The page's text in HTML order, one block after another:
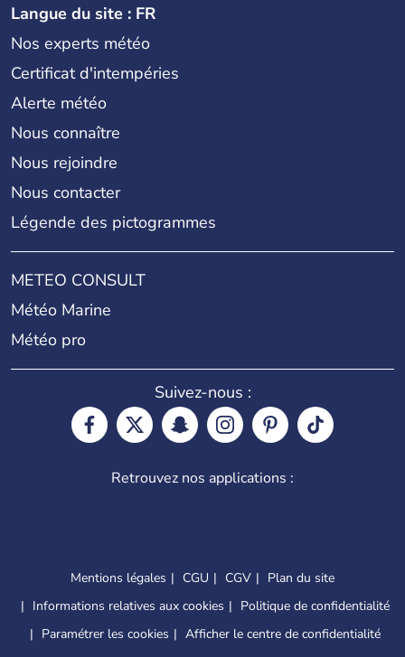
Langue du site : FR
Nos experts météo
Certificat d'intempéries
Alerte météo
Nous connaître
Nous rejoindre
Nous contacter
Légende des pictogrammes
METEO CONSULT
Météo Marine
Météo pro
Suivez-nous :
Retrouvez nos applications :
Mentions légales CGU CGV
Plan du site
Informations relatives aux cookies
Politique de confidentialité
Paramétrer les cookies
Afficher le centre de confidentialité